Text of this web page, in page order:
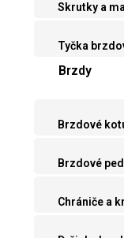
Skrutky a
Tyčka
Brzdy
Brzdové
Brzdové
Chrániče a